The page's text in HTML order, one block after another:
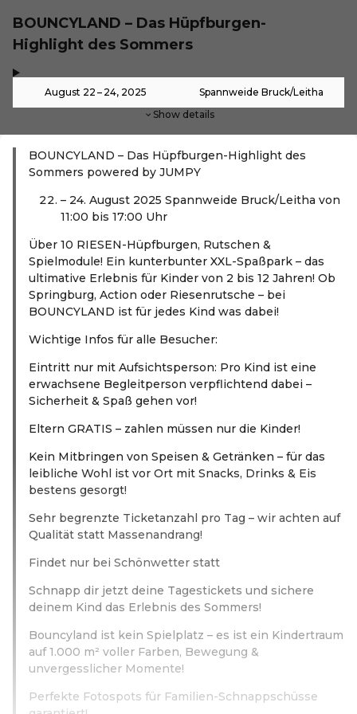
BOUNCYLAND – Das Hüpfburgen-
Highlight des Sommers
August 22 – 24, 2025 Spannweide Bruck/Leitha
Show details
BOUNCYLAND – Das Hüpfburgen-Highlight des
Sommers powered by JUMPY
– 24. August 2025 Spannweide Bruck/Leitha von
11:00 bis 17:00 Uhr
Über 10 RIESEN-Hüpfburgen, Rutschen &
Spielmodule! Ein kunterbunter XXL-Spaßpark – das
ultimative Erlebnis für Kinder von 2 bis 12 Jahren! Ob
Springburg, Action oder Riesenrutsche – bei
BOUNCYLAND ist für jedes Kind was dabei!
Wichtige Infos für alle Besucher:
Eintritt nur mit Aufsichtsperson: Pro Kind ist eine
erwachsene Begleitperson verpflichtend dabei –
Sicherheit & Spaß gehen vor!
Eltern GRATIS – zahlen müssen nur die Kinder!
Kein Mitbringen von Speisen & Getränken – für das
leibliche Wohl ist vor Ort mit Snacks, Drinks & Eis
bestens gesorgt!
Sehr begrenzte Ticketanzahl pro Tag – wir achten auf
Qualität statt Massenandrang!
Findet nur bei Schönwetter statt
Schnapp dir jetzt deine Tagestickets und sichere
deinem Kind das Erlebnis des Sommers!
Bouncyland ist kein Spielplatz – es ist ein Kindertraum
auf 1.000 m² voller Farben, Bewegung &
unvergesslicher Momente!
Perfekte Fotospots für Familien-Schnappschüsse